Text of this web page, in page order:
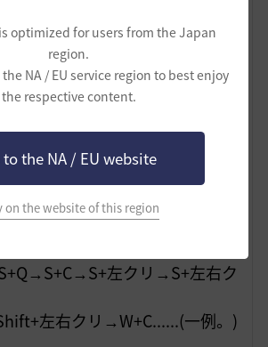
optimized for users from the Japan
region.
NA / EU service region to best enjoy
the respective content.
to the NA / EU website
on the website of this region
化して掲載しようと思う。
チャガチャ出してるのであくま
ない点に留意。
右クリ→W+C→S+右クリ
右クリ長押し→S+左クリ
クリ→S+右クリ
左右のメテオがCT中は他
左クリ→S+左右ク
クリ→W+C......(一例。)